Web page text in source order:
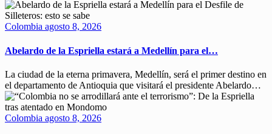
Colombia agosto 8, 2026
Abelardo de la Espriella estará a Medellín para el…
La ciudad de la eterna primavera, Medellín, será el primer destino en
el departamento de Antioquia que visitará el presidente Abelardo…
Colombia agosto 8, 2026